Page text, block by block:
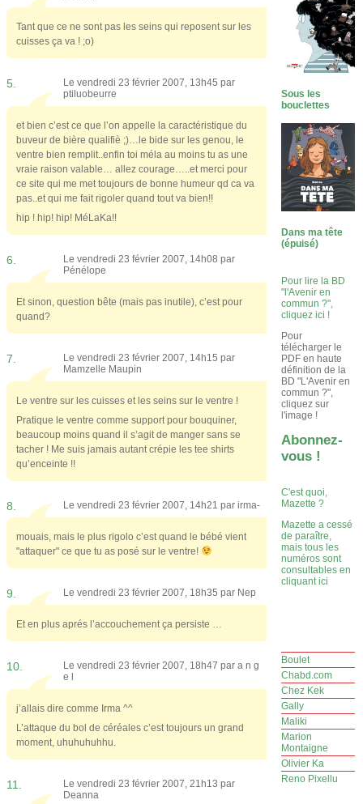
Tant que ce ne sont pas les seins qui reposent sur les
cuisses ça va ! ;o)
5.
Le vendredi 23 février 2007, 13h45 par
ptiluobeurre
et bien c’est ce que l’on appelle la caractéristique du
buveur de bière qualifiè ;)…le bide sur les genou, le
ventre bien remplit..enfin toi méla au moins tu as une
vraie raison valable… allez courage…..et merci pour
ce site qui me met toujours de bonne humeur qd ca va
pas..et qui me fait rigoler quand tout va bien!!
hip ! hip! hip! MéLaKa!!
6.
Le vendredi 23 février 2007, 14h08 par
Pénélope
Et sinon, question bête (mais pas inutile), c’est pour
quand?
7.
Le vendredi 23 février 2007, 14h15 par
Mamzelle Maupin
Le ventre sur les cuisses et les seins sur le ventre !
Pratique le ventre comme support pour bouquiner,
beaucoup moins quand il s’agit de manger sans se
tacher ! Me suis jamais autant crépie les tee shirts
qu’enceinte !!
8. Le vendredi 23 février 2007, 14h21 par irma-
mouais, mais le plus rigolo c’est quand le bébé vient
"attaquer" ce que tu as posé sur le ventre!
9. Le vendredi 23 février 2007, 18h35 par Nep
Et en plus aprés l’accouchement ça persiste …
10. Le vendredi 23 février 2007, 18h47 par a n g
e l
j’allais dire comme Irma ^^
L’attaque du bol de céréales c’est toujours un grand
moment, uhuhuhuhhu.
11.
Le vendredi 23 février 2007, 21h13 par
Deanna
Sous les
bouclettes
Dans ma tête
(épuisé)
Pour lire la BD
"l'Avenir en
commun ?",
cliquez ici !
Pour
télécharger le
PDF en haute
définition de la
BD "L'Avenir en
commun ?",
cliquez sur
l'image !
Abonnez-
vous !
C'est quoi,
Mazette ?
Mazette a cessé
de paraître,
mais tous les
numéros sont
consultables en
cliquant ici
Boulet
Chabd.com
Chez Kek
Gally
Maliki
Marion
Montaigne
Olivier Ka
Reno Pixellu